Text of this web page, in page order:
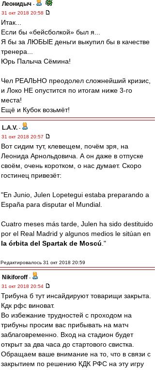
Леонидыч -
31 окт 2018 20:58
Итак...
Если бы «бейсболкой» был я...
Я бы за ЛЮБЫЕ деньги выкупил бы в качестве
тренера...
Юрь Палыча Сёмина!
Чел РЕАЛЬНО преодолел сложнейший кризис,
и Локо НЕ опустится по итогам ниже 3-го
места!
Ещё и Кубок возьмёт!
L.А.V. -
31 окт 2018 20:57
Вот сидим тут, клевещем, почём зря, на
Леонида Арнольдовича. А он даже в отпуске
своём, очень коротком, о нас думает. Скоро
гостинец привезёт:
"En Junio, Julen Lopetegui estaba preparando a
España para disputar el Mundial.
Cuatro meses más tarde, Julen ha sido destituido
por el Real Madrid y algunos medios le sitúan en
la órbita del Spartak de Moscú ."
Редактировалось 31 окт 2018 20:59
Nikiforoff -
31 окт 2018 20:54
Трибуна б тут инсайдируют товарищи закрыта.
Кдк рфс виноват.
Во избежание трудностей с проходом на
трибуны просим вас прибывать на матч
заблаговременно. Вход на стадион будет
открыт за два часа до стартового свистка.
Обращаем ваше внимание на то, что в связи с
закрытием по решению КДК РФС на эту игру